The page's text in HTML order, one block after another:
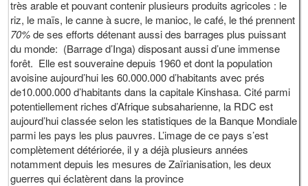
très arable et pouvant contenir plusieurs produits agricoles : le
riz, le maïs, le canne à sucre, le manioc, le café, le thé prennent
70%de ses efforts détenant aussi des barrages plus puissant
du monde: (Barrage d’Inga) disposant aussi d’une immense
forêt. Elle est souveraine depuis 1960 et dont la population
avoisine aujourd’hui les 60.000.000 d’habitants avec prés
de10.000.000 d’habitants dans la capitale Kinshasa. Cité parmi
potentiellement riches d’Afrique subsaharienne, la RDC est
aujourd’hui classée selon les statistiques de la Banque Mondiale
parmi les pays les plus pauvres. L’image de ce pays s’est
complètement détériorée, il y a déjà plusieurs années
notamment depuis les mesures de Zaïrianisation, les deux
guerres qui éclatèrent dans la province